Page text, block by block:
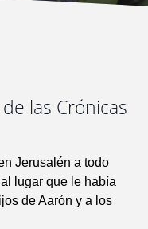
las Crónicas
Jerusalén a todo
lugar que le había
de Aarón y a los